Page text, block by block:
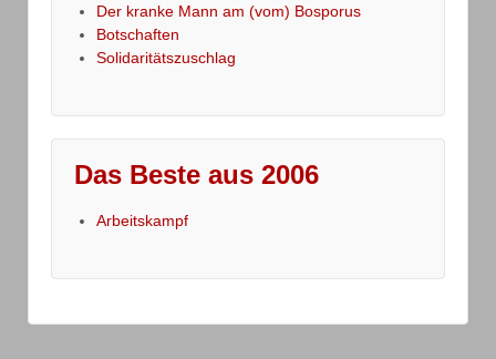
Der kranke Mann am (vom) Bosporus
Botschaften
Solidaritätszuschlag
Das Beste aus 2006
Arbeitskampf